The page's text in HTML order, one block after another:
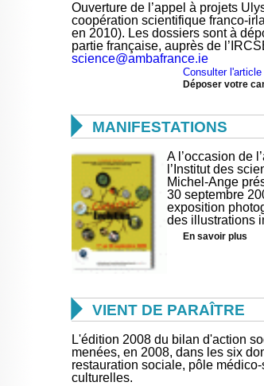
Ouverture de l’appel à projets
coopération scientifique franco-
en 2010). Les dossiers sont à
partie française, auprès de
science@ambafrance.ie
Consulter
Déposer votre
 MANIFESTATIONS
A l’occasion de
l’Institut des
Michel-Ange
30 septembre
exposition
des illustrations
En savoir plus
 VIENT DE PARAÎTRE
L'édition 2008 du bilan d'action
menées, en 2008, dans les six
restauration sociale, pôle
culturelles.